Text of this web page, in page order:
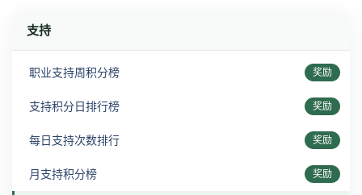
支持
职业支持周积分榜 奖励
支持积分日排行榜 奖励
每日支持次数排行 奖励
月支持积分榜 奖励